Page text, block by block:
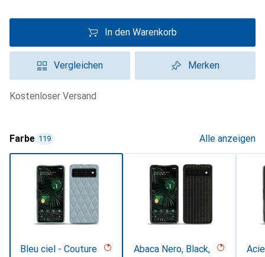
In den Warenkorb
Vergleichen Merken
kostenloser Versand
Farbe 119 Alle anzeigen
Bleu ciel - Couture
Abaca Nero, Black,